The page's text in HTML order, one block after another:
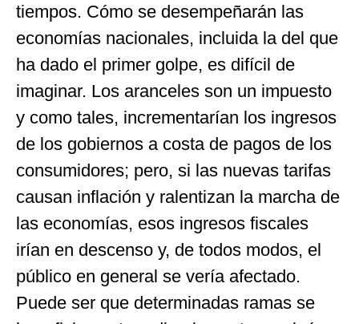
tiempos. Cómo se desempeñarán las
economías nacionales, incluida la del que
ha dado el primer golpe, es difícil de
imaginar. Los aranceles son un impuesto
y como tales, incrementarían los ingresos
de los gobiernos a costa de pagos de los
consumidores; pero, si las nuevas tarifas
causan inflación y ralentizan la marcha de
las economías, esos ingresos fiscales
irían en descenso y, de todos modos, el
público en general se vería afectado.
Puede ser que determinadas ramas se